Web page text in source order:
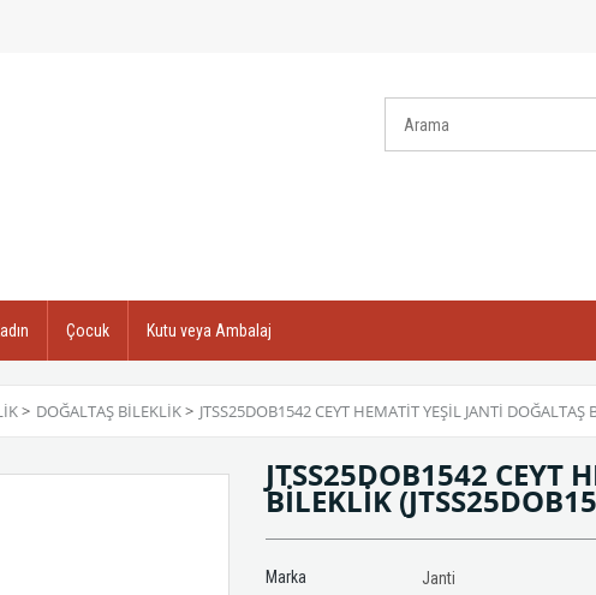
Çocuk Kutu veya Ambalaj
> DOĞALTAŞ BILEKLIK> JTSS25DOB1542 CEYT HEMATİT YEŞİL JANTİ DOĞALTAŞ
JTSS25DOB1542 CEYT
BİLEKLİK
Marka
Janti